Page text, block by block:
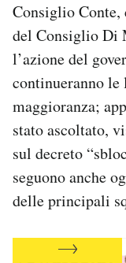
CALENDARIO
AREA
Area
Newsletter
Notifiche
Regala il Post
Esci
Consiglio Conte,
del Consiglio Di
l’azione del
continueranno
maggioranza;
stato ascoltato,
sul decreto
seguono anche
delle principali